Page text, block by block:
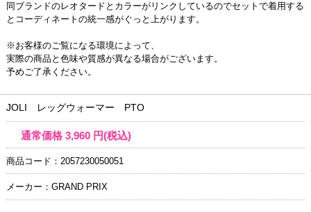
同ブランドのレオタードとカラーがリンクしているのでセットで着用する
とコーディネートの統一感がぐっと上がります。
※お客様のご覧になる環境によって、
実際の商品と色味や質感が異なる場合がございます。
予めご了承ください。
JOLI レッグウォーマー PTO
通常価格 3,960円(税込)
商品コード：2057230050051
メーカー：GRAND PRIX